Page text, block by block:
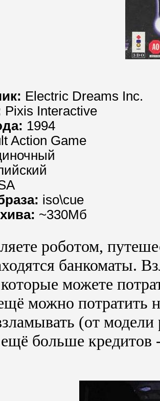
Electric Dreams Inc.
Pixis Interactive
1994
Action Game
iso\cue
~330Мб
роботом,
банкоматы.
можете
можно потратить
(от модели
больше